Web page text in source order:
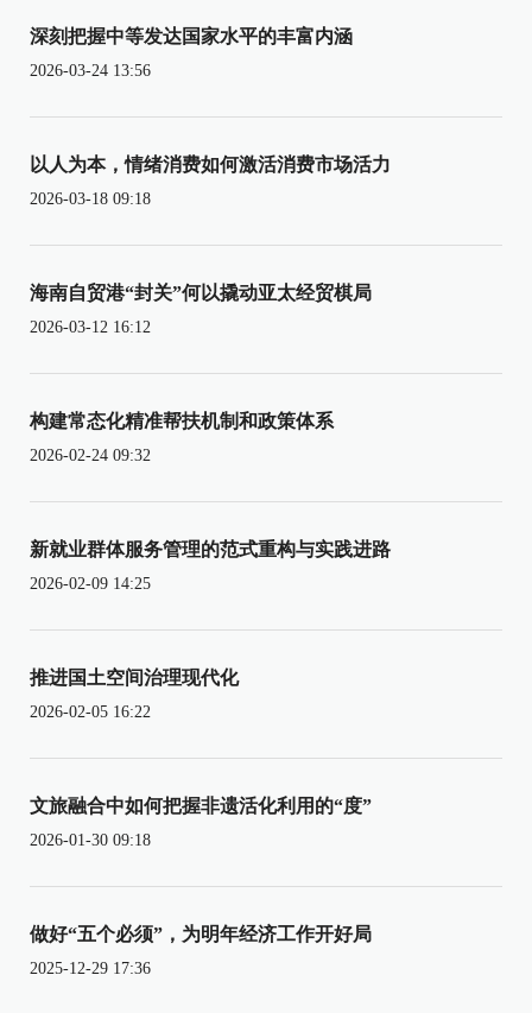
深刻把握中等发达国家水平的丰富内涵
2026-03-24 13:56
以人为本，情绪消费如何激活消费市场活力
2026-03-18 09:18
海南自贸港“封关”何以撬动亚太经贸棋局
2026-03-12 16:12
构建常态化精准帮扶机制和政策体系
2026-02-24 09:32
新就业群体服务管理的范式重构与实践进路
2026-02-09 14:25
推进国土空间治理现代化
2026-02-05 16:22
文旅融合中如何把握非遗活化利用的“度”
2026-01-30 09:18
做好“五个必须”，为明年经济工作开好局
2025-12-29 17:36